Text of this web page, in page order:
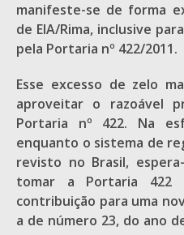
manifeste-se de forma
de EIA/Rima, inclusive
pela Portaria nº 422/2011.
Esse excesso de zelo
aproveitar o razoável
Portaria nº 422. Na
enquanto o sistema de
revisto no Brasil,
tomar a Portaria 422
contribuição para uma
a de número 23, do ano